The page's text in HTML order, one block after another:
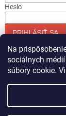
Na
sociálnych
súbory cookie.
Heslo
PRIHLÁSIŤ SA
Nová registrácia